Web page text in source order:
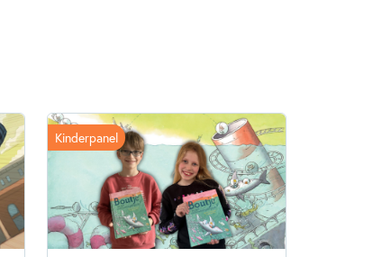
Kinderpanel